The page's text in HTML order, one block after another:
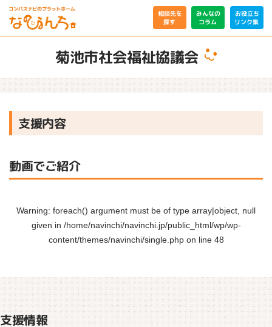
相談先を
探す
みんなの
コラム
お役立ち
リンク集
菊池市社会福祉協議会
支援内容
動画でご紹介
Warning: foreach() argument must be of type array|object, null
given in /home/navinchi/navinchi.jp/public_html/wp/wp-
content/themes/navinchi/single.phpon line 48
支援情報